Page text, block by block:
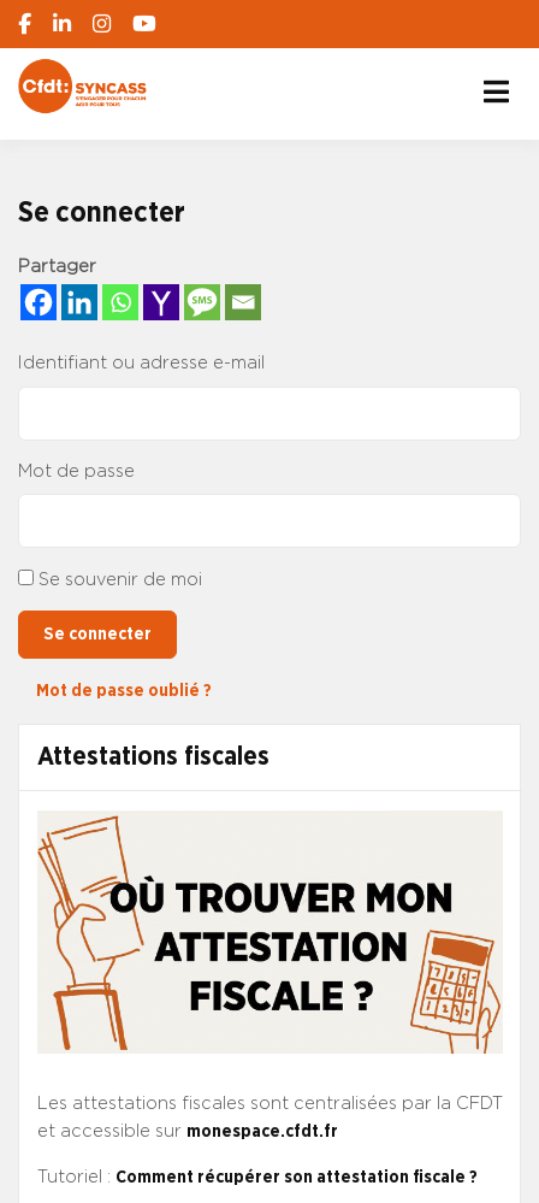
Attestations fiscales
Les attestations fiscales sont centralisées par la CFDT
et accessible sur monespace.cfdt.fr
Tutoriel : Comment récupérer son attestation fiscale ?
Se connecter
Partager
Identifiant ou adresse e-mail
Mot de passe
Se souvenir de moi
Se connecter
Mot de passe oublié ?